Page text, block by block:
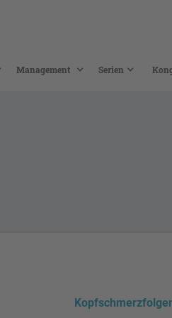
Management Serien